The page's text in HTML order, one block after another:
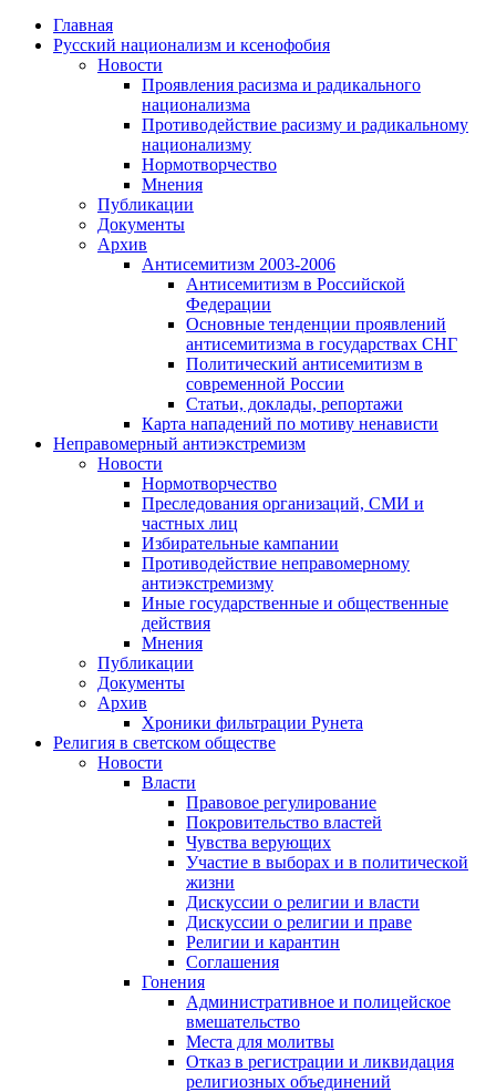
Главная
Русский национализм и ксенофобия
Новости
Проявления расизма и радикального
национализма
Противодействие расизму и радикальному
национализму
Нормотворчество
Мнения
Публикации
Документы
Архив
Антисемитизм 2003-2006
Антисемитизм в Российской
Федерации
Основные тенденции проявлений
антисемитизма в государствах СНГ
Политический антисемитизм в
современной России
Статьи, доклады, репортажи
Карта нападений по мотиву ненависти
Неправомерный антиэкстремизм
Новости
Нормотворчество
Преследования организаций, СМИ и
частных лиц
Избирательные кампании
Противодействие неправомерному
антиэкстремизму
Иные государственные и общественные
действия
Мнения
Публикации
Документы
Архив
Хроники фильтрации Рунета
Религия в светском обществе
Новости
Власти
Правовое регулирование
Покровительство властей
Чувства верующих
Участие в выборах и в политической
жизни
Дискуссии о религии и власти
Дискуссии о религии и праве
Религии и карантин
Соглашения
Гонения
Административное и полицейское
вмешательство
Места для молитвы
Отказ в регистрации и ликвидация
религиозных объединений